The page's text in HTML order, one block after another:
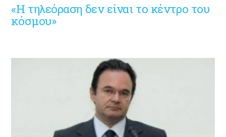
«Η τηλεόραση δεν είναι το κέντρο του
κόσμου»